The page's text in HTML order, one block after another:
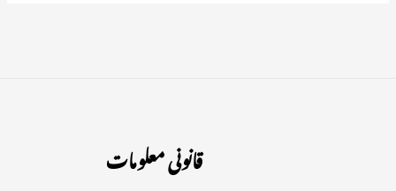
قانونی معلومات